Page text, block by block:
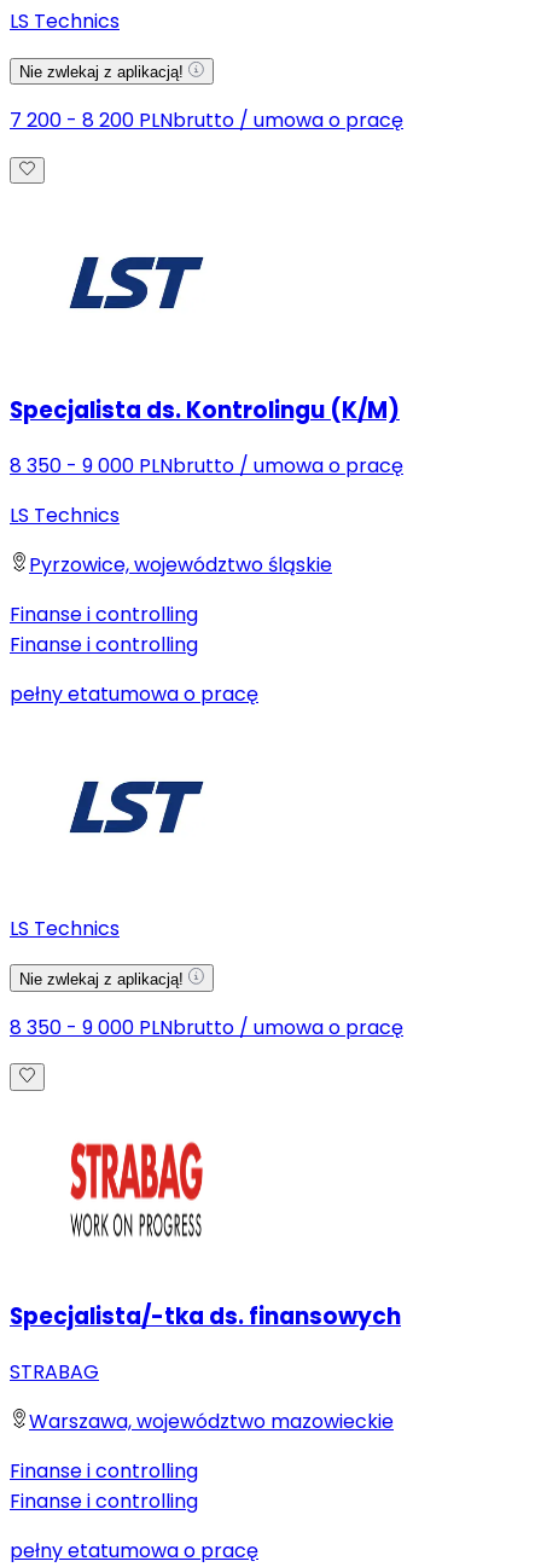
LS Technics
Nie zwlekaj z aplikacją!
7 200 - 8 200 PLNbrutto / umowa o pracę
Specjalista ds. Kontrolingu (K/M)
8 350 - 9 000 PLNbrutto / umowa o pracę
LS Technics
Pyrzowice, województwo śląskie
Finanse i controlling
Finanse i controlling
pełny etatumowa o pracę
LS Technics
Nie zwlekaj z aplikacją!
8 350 - 9 000 PLNbrutto / umowa o pracę
Specjalista/-tka ds. finansowych
STRABAG
Warszawa, województwo mazowieckie
Finanse i controlling
Finanse i controlling
pełny etatumowa o pracę